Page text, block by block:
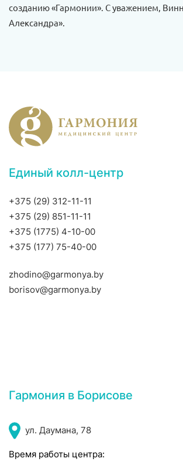
созданию «Гармонии». С уважением,
Александра».
Единый колл-центр
+375 (29) 312-11-11
+375 (29) 851-11-11
+375 (1775) 4-10-00
+375 (177) 75-40-00
zhodino@garmonya.by
borisov@garmonya.by
Гармония в Борисове
ул. Даумана, 78
Время работы центра: